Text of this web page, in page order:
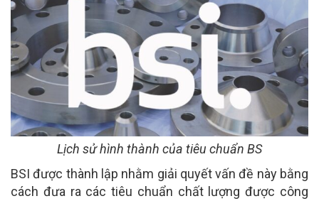
Lịch sử hình thành của tiêu chuẩn BS
BSI được thành lập nhằm giải quyết vấn đề này bằng
cách đưa ra các tiêu chuẩn chất lượng được công